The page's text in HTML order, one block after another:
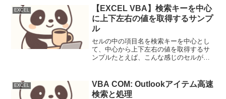
るので、ここはゆくゆく修正。<he...
EXCEL
【EXCEL VBA】検索キーを中心
に上下左右の値を取得するサンプ
ル
セルの中の項目名を検索キーを中心とし
て、中心から上下左右の値を取得するサ
ンプルたとえば、こんな感じのセルがあ
振る舞いは、エクセルでキー項目を起点
に１セルずつ上下から左右...
EXCEL
VBA COM: Outlookアイテム高速
検索と処理